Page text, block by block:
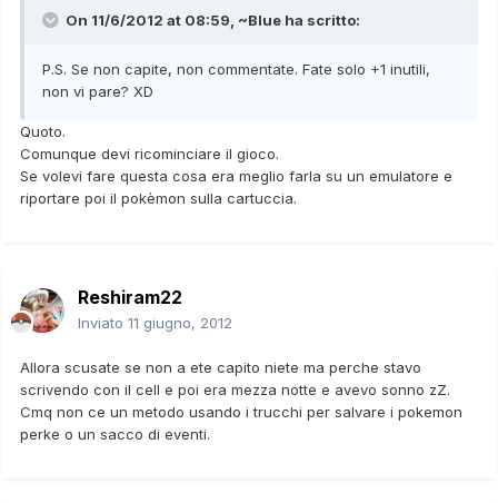
On 11/6/2012 at 08:59, ~Blue ha scritto:
P.S. Se non capite, non commentate. Fate solo +1 inutili,
non vi pare? XD
Quoto.
Comunque devi ricominciare il gioco.
Se volevi fare questa cosa era meglio farla su un emulatore e
riportare poi il pokèmon sulla cartuccia.
Reshiram22
Inviato 11 giugno, 2012
Allora scusate se non a ete capito niete ma perche stavo
scrivendo con il cell e poi era mezza notte e avevo sonno zZ.
Cmq non ce un metodo usando i trucchi per salvare i pokemon
perke o un sacco di eventi.